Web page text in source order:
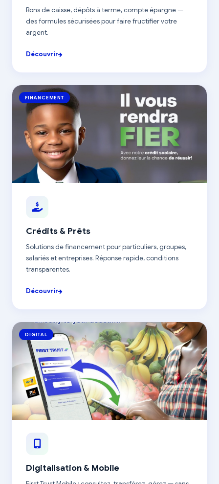
Bons de caisse, dépôts à terme, compte épargne —
des formules sécurisées pour faire fructifier votre
argent.
Découvrir
FINANCEMENT
Crédits & Prêts
Solutions de financement pour particuliers, groupes,
salariés et entreprises. Réponse rapide, conditions
transparentes.
Découvrir
DIGITAL
Digitalisation & Mobile